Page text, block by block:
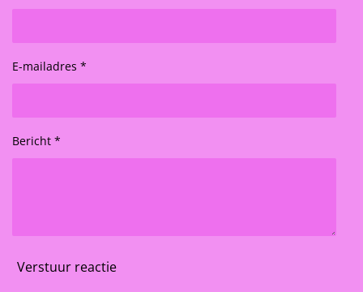
E-mailadres *
Bericht *
Verstuur reactie